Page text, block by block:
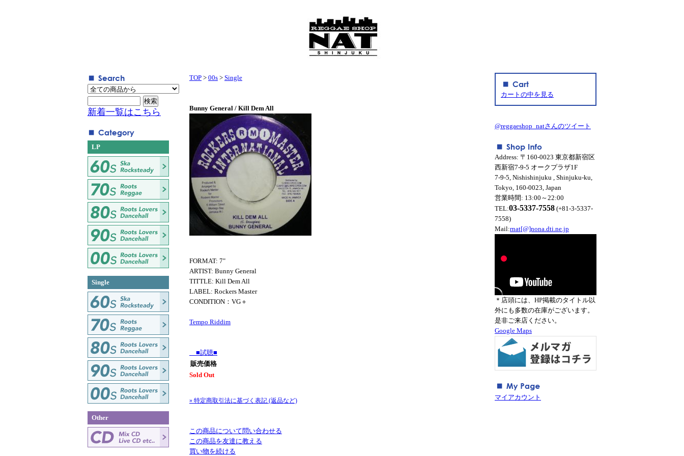
TOP > 00s > Single
Bunny General / Kill Dem All
FORMAT: 7"
ARTIST: Bunny General
TITTLE: Kill Dem All
LABEL: Rockers Master
CONDITION：VG＋
Tempo Riddim
■試聴■
販売価格
Sold Out
» 特定商取引法に基づく表記 (返品など)
この商品について問い合わせる
この商品を友達に教える
買い物を続ける
新着一覧はこちら
LP
Single
Other
カートの中を見る
@reggaeshop_natさんのツイート
Address: 〒160-0023 東京都新宿区
西新宿7-9-5 オークプラザ1F
7-9-5, Nishishinjuku , Shinjuku-ku,
Tokyo, 160-0023, Japan
営業時間: 13:00～22:00
TEL:03-5337-7558 (+81-3-5337-
7558)
Mail:rnat[@]nona.dti.ne.jp
＊店頭には、HP掲載のタイトル以
外にも多数の在庫がございます。
是非ご来店ください。
Google Maps
マイアカウント